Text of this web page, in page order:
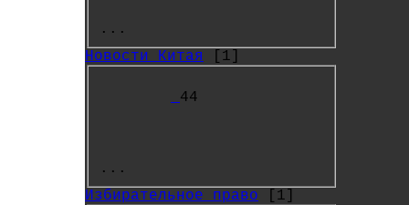
...
Новости Китая
[1]
44
...
Избирательное право
[1]